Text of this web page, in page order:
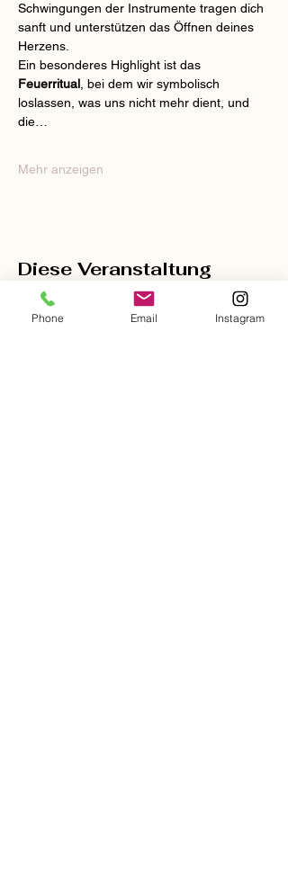
Schwingungen der Instrumente tragen dich
sanft und unterstützen das Öffnen deines
Herzens.
Ein besonderes Highlight ist das
Feuerritual, bei dem wir symbolisch
loslassen, was uns nicht mehr dient, und
die…
Mehr anzeigen
Diese Veranstaltung
teilen
Phone Email Instagram